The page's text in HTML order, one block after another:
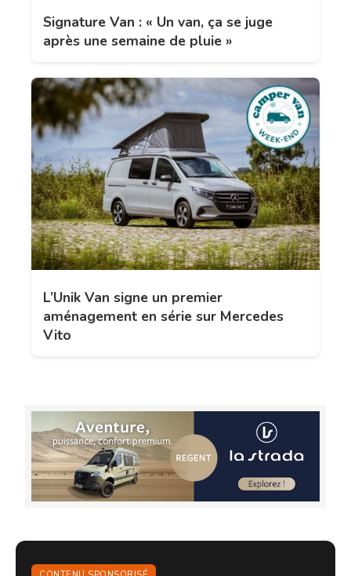
Signature Van : « Un van, ça se juge
après une semaine de pluie »
L’Unik Van signe un premier
aménagement en série sur Mercedes
Vito